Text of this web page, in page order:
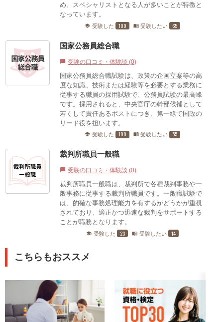
め、スペシャリストとなる人が多いことが特徴と
なっています。
school 受験した 109 menu_book 受験したい 65
国家公務員総合職
chat_bubble 受験の口コミ・体験談 (0)
国家公務員総合職試験は、政策の企画立案等の高
度な知識、技術または経験等を必要とする業務に
従事する職員の採用試験で、公務員試験の最高峰
です。採用されると、中央官庁の幹部候補として
若くして責任あるポストにつき、第一線で国政の
リード役を担います。
school 受験した 100 menu_book 受験したい 55
裁判所職員一般職
chat_bubble 受験の口コミ・体験談 (0)
裁判所職員一般職は、裁判所で各種裁判事務や一
般事務に従事する裁判所職員です。一般職試験で
は、的確な事務処理能力を有するかどうかが重視
されており、適正かつ迅速な裁判をサポートする
ことが職務となります。
school 受験した 23 menu_book 受験したい 14
こちらもおススメ